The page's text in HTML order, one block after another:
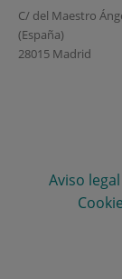
C/ del Maestro
(España)
28015 Madrid
Aviso legal